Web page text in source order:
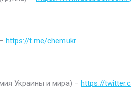
https://t.me/chemukr
Украины и мира) – https://